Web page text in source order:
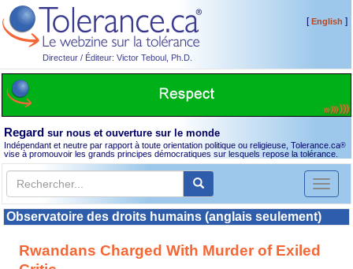
Directeur / Éditeur: Victor Teboul, Ph.D.
[English ]
Regard sur nous et ouverture sur le monde
Indépendant et neutre par rapport à toute orientation politique ou religieuse, Tolerance.ca®
vise à promouvoir les grands principes démocratiques sur lesquels repose la tolérance.
Toggle
Observatoire des droits humains (anglais seulement)
Rwandans Charged With Murder of Exiled